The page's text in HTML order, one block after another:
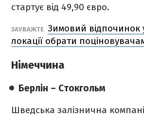
стартує від 49,90 євро.
ЗАУВАЖТЕ Зимовий відпочинок у
локації обрати
Німеччина
Берлін – Стокгольм
Шведська залізнична